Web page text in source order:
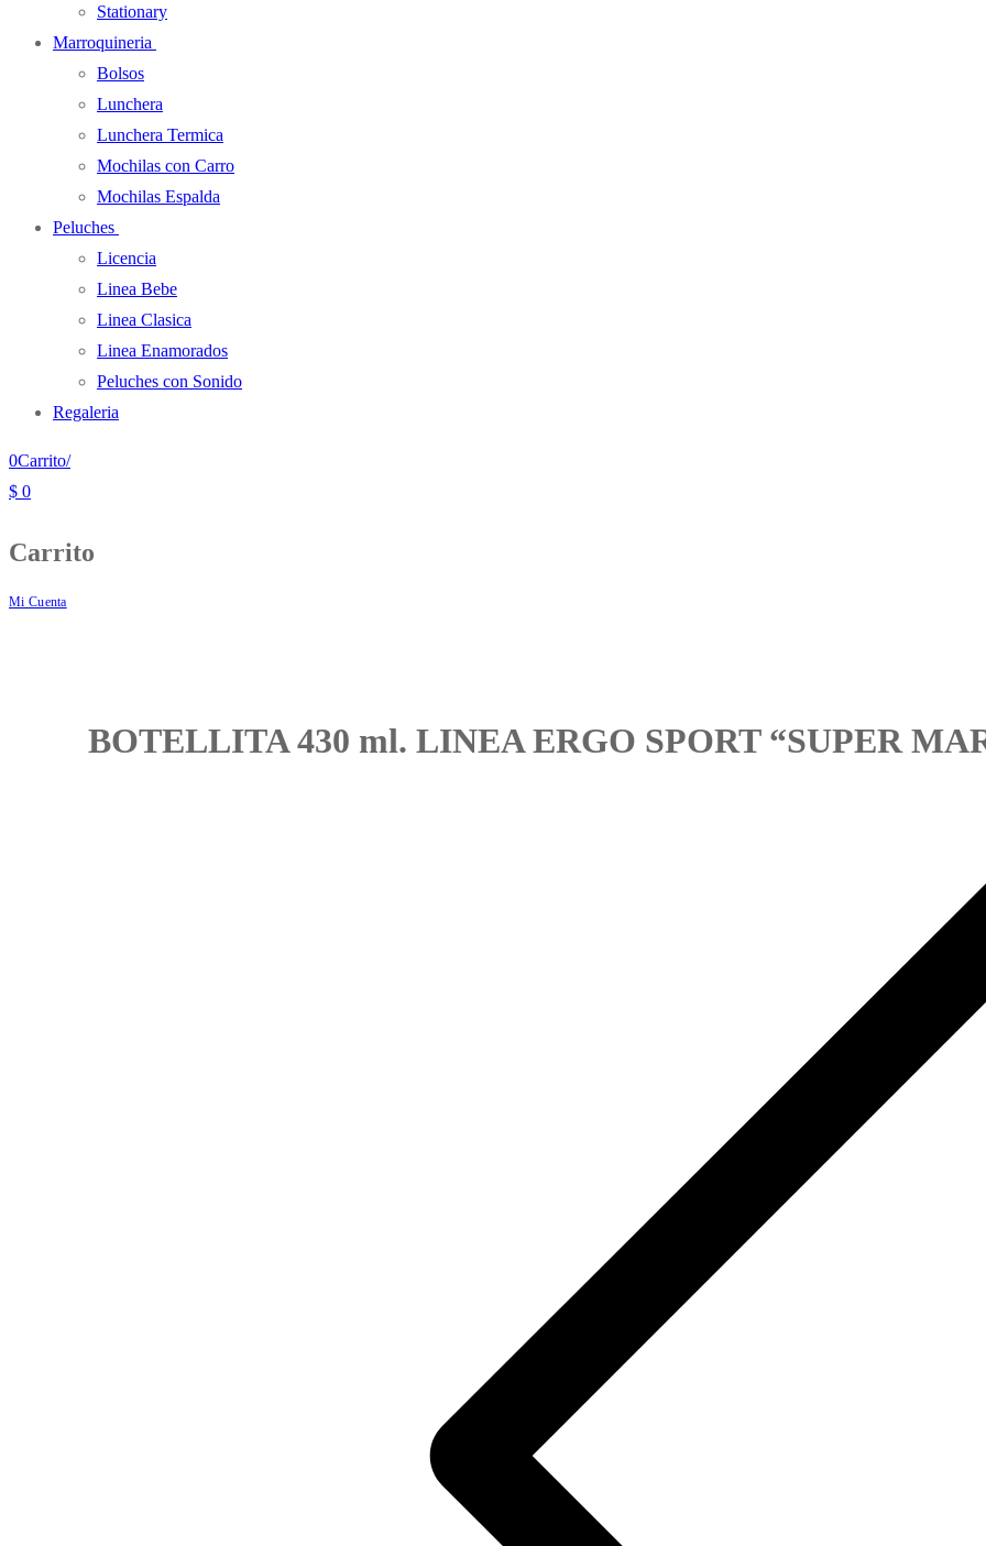
Stationary
Marroquineria
Bolsos
Lunchera
Lunchera Termica
Mochilas con Carro
Mochilas Espalda
Peluches
Licencia
Linea Bebe
Linea Clasica
Linea Enamorados
Peluches con Sonido
Regaleria
0Carrito/
$ 0
Carrito
Mi Cuenta
BOTELLITA 430 ml. LINEA ERGO SPORT “SUPER